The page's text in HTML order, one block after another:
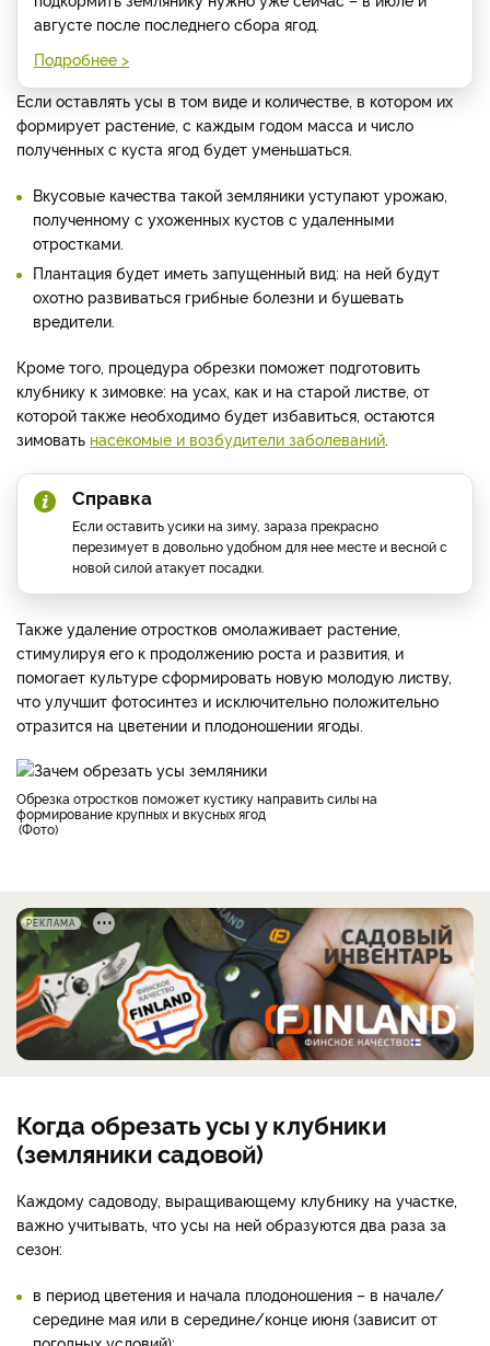
августе после последнего сбора ягод.
Подробнее >
Если оставлять усы в том виде и количестве, в котором их
формирует растение, с каждым годом масса и число
полученных с куста ягод будет уменьшаться.
Вкусовые качества такой земляники уступают урожаю,
полученному с ухоженных кустов с удаленными
отростками.
Плантация будет иметь запущенный вид: на ней будут
охотно развиваться грибные болезни и бушевать
вредители.
Кроме того, процедура обрезки поможет подготовить
клубнику к зимовке: на усах, как и на старой листве, от
которой также необходимо будет избавиться, остаются
зимовать насекомые и возбудители заболеваний
Справка
Если оставить усики на зиму, зараза прекрасно
перезимует в довольно удобном для нее месте и весной с
новой силой атакует посадки.
Также удаление отростков омолаживает растение,
стимулируя его к продолжению роста и развития, и
помогает культуре сформировать новую молодую листву,
что улучшит фотосинтез и исключительно положительно
отразится на цветении и плодоношении ягоды.
обрезка отростков поможет кустику направить силы на
формирование крупных и вкусных ягод
Фото
РЕКЛАМА
Когда обрезать усы у клубники
(земляники садовой)
Каждому садоводу, выращивающему клубнику на участке,
важно учитывать, что усы на ней образуются два раза за
сезон:
в период цветения и начала плодоношения – в начале/
середине мая или в середине/конце июня (зависит от